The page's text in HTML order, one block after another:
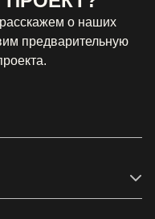
о наших
предварительную